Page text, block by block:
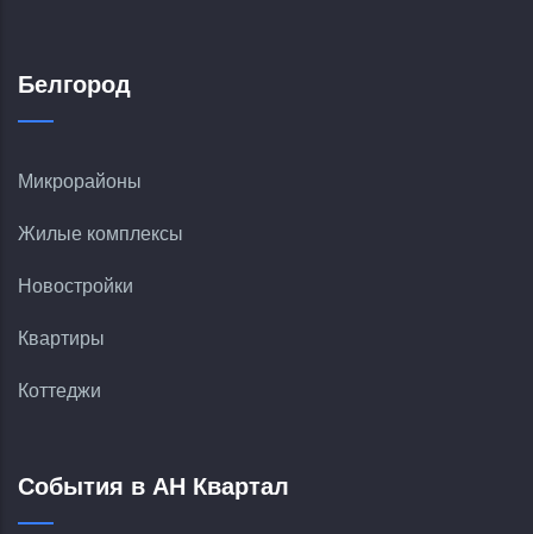
Белгород
Микрорайоны
Жилые комплексы
Новостройки
Квартиры
Коттеджи
События в АН Квартал